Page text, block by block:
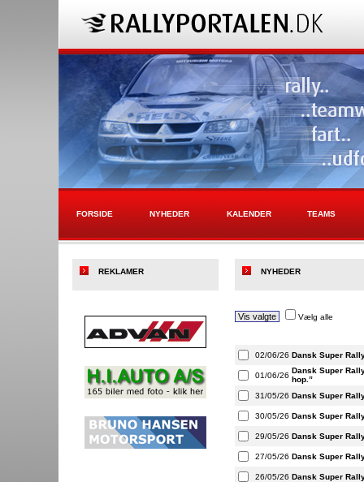
FORSIDE NYHEDER KALENDER TEAMS
NYHEDER
Vælg alle
02/06/26 Dansk Super
01/06/26
Dansk Super
hop.”
31/05/26 Dansk Super
30/05/26 Dansk Super
29/05/26 Dansk Super
27/05/26 Dansk Super
26/05/26 Dansk Super
REKLAMER